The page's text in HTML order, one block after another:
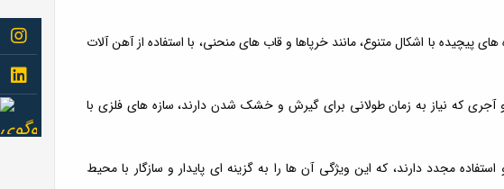
پیچیده با اشکال متنوع، مانند خرپاها و قاب های منحنی، با استفاده از آهن آلات
آجری که نیاز به زمان طولانی برای گیرش و خشک شدن دارند، سازه های فلزی با
مجدد دارند، که این ویژگی آن ها را به گزینه ای پایدار و سازگار با محیط
Follow
me to
instagram
Follow
me to
Follow